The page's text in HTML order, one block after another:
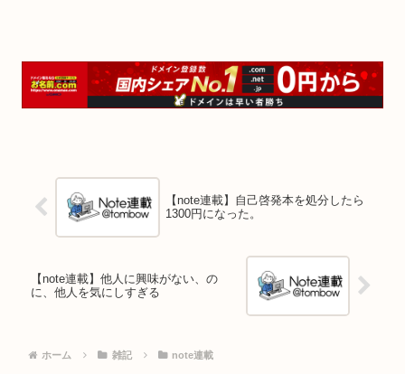
【note連載】自己啓発本を処分したら
1300円になった。
【note連載】他人に興味がない、の
に、他人を気にしすぎる
ホーム 雑記 note連載